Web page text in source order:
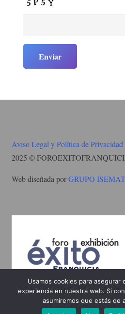
Aviso Legal y Política de Privacidad
2025 ©
Web diseñada porGRUPO ISEMAT
Usamos cookies para asegurar
experiencia en nuestra web. Si
asumiremos que estás de